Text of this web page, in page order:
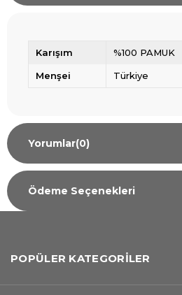
Karışım %100 PAMUK
Menşei Türkiye
Yorumlar(0)
Ödeme Seçenekleri
POPÜLER KATEGORİLER